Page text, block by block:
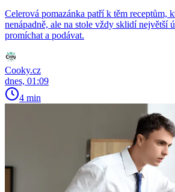
Celerová pomazánka patří k těm receptům,
nenápadně, ale na stole vždy sklidí největší
promíchat a podávat.
Cooky.cz
dnes, 01:09
4 min